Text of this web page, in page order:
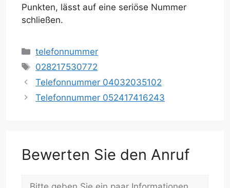
Punkten, lässt auf eine seriöse Nummer
schließen.
Kategorien
telefonnummer
Schlagwörter
028217530772
Telefonnummer 04032035102
Telefonnummer 052417416243
Bewerten Sie den Anruf